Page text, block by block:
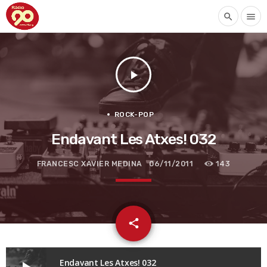
search menu
play_arrow
ROCK-POP
Endavant Les Atxes! 032
FRANCESC XAVIER MEDINA 06/11/2011 143
share
email
Endavant Les Atxes! 032